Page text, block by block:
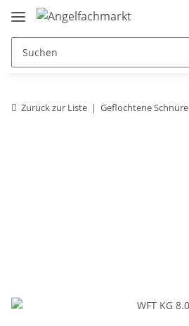
Zurück zur Liste Geflochtene Schnüre